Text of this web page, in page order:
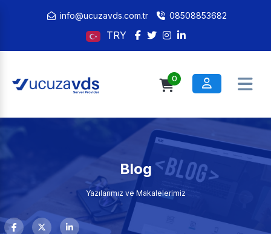
info@ucuzavds.com.tr 08508853682
TRY
0
Blog
Yazılarımız ve Makalelerimiz